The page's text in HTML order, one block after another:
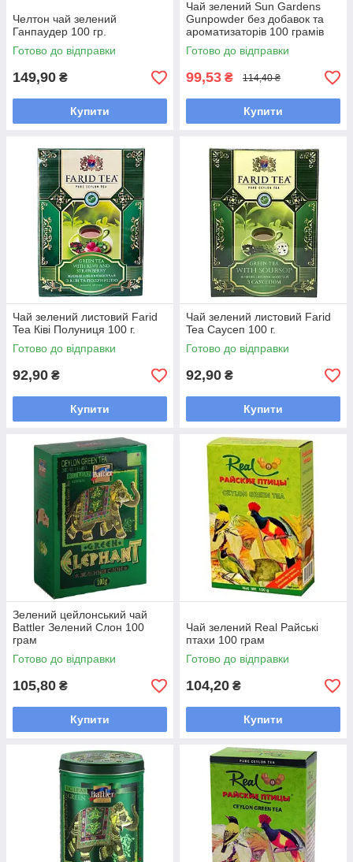
Челтон чай зелений
Ганпаудер 100 гр.
Готово до відправки
149,90 ₴
Купити
Чай зелений Sun Gardens
Gunpowder без добавок та
ароматизаторів 100 грамів
Готово до відправки
99,53 ₴ 114,40 ₴
Купити
Чай зелений листовий Farid
Tea Ківі Полуниця 100 г.
Готово до відправки
92,90 ₴
Купити
Чай зелений листовий Farid
Tea Саусеп 100 г.
Готово до відправки
92,90 ₴
Купити
Зелений цейлонський чай
Battler Зелений Слон 100
грам
Готово до відправки
105,80 ₴
Купити
Чай зелений Real Райські
птахи 100 грам
Готово до відправки
104,20 ₴
Купити